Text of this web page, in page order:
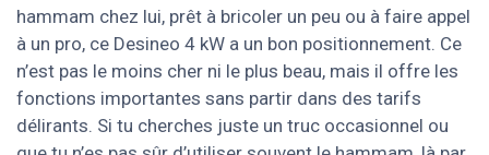
hammam chez lui, prêt à bricoler un peu ou à faire appel
à un pro, ce Desineo 4 kW a un bon positionnement. Ce
n’est pas le moins cher ni le plus beau, mais il offre les
fonctions importantes sans partir dans des tarifs
délirants. Si tu cherches juste un truc occasionnel ou